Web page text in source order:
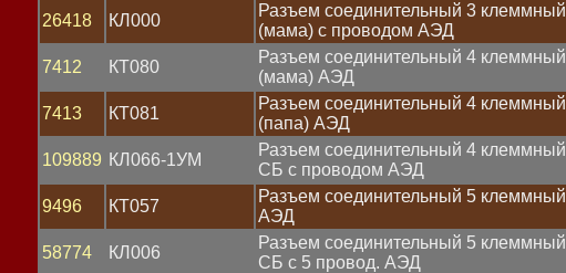
26418 КЛ000
Разъем соединительный 3 клеммный
(мама) с проводом АЭД
7412 КТ080
Разъем соединительный 4 клеммный
(мама) АЭД
7413 КТ081
Разъем соединительный 4 клеммный
(папа) АЭД
109889 КЛ066-1УМ
Разъем соединительный 4 клеммный
СБ с проводом АЭД
9496 КТ057
Разъем соединительный 5 клеммный
АЭД
58774 КЛ006
Разъем соединительный 5 клеммный
СБ с 5 провод. АЭД